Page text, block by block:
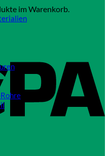
im Warenkorb.